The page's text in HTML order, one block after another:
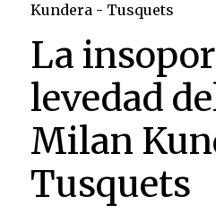
Kundera - Tusquets
La
levedad
Milan
Tusquets